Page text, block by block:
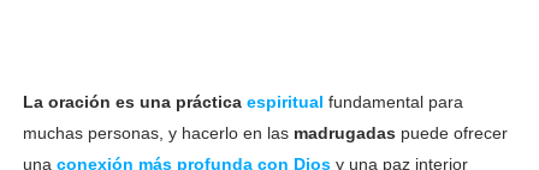
La oración es una práctica espiritual fundamental para
muchas personas, y hacerlo en las madrugadas puede ofrecer
una conexión más profunda con Dios y una paz interior